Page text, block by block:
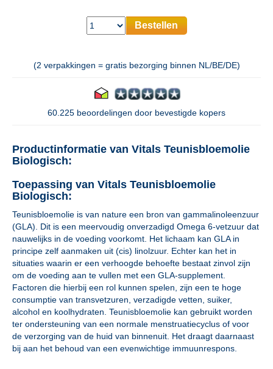
Bestellen
(2 verpakkingen = gratis bezorging binnen NL/BE/DE)
60.225 beoordelingen door bevestigde kopers
Productinformatie van Vitals Teunisbloemolie
Biologisch:
Toepassing van Vitals Teunisbloemolie
Biologisch:
Teunisbloemolie is van nature een bron van gammalinoleenzuur
(GLA). Dit is een meervoudig onverzadigd Omega 6-vetzuur dat
nauwelijks in de voeding voorkomt. Het lichaam kan GLA in
principe zelf aanmaken uit (cis) linolzuur. Echter kan het in
situaties waarin er een verhoogde behoefte bestaat zinvol zijn
om de voeding aan te vullen met een GLA-supplement.
Factoren die hierbij een rol kunnen spelen, zijn een te hoge
consumptie van transvetzuren, verzadigde vetten, suiker,
alcohol en koolhydraten. Teunisbloemolie kan gebruikt worden
ter ondersteuning van een normale menstruatiecyclus of voor
de verzorging van de huid van binnenuit. Het draagt daarnaast
bij aan het behoud van een evenwichtige immuunrespons.